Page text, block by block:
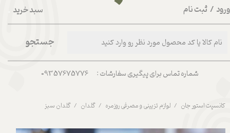
سبد خرید / ثبت نام
شماره تماس برای پیگیری سفارشات : 09357675776
جستجو
کانسپت استور جان لوازم تزیینی و مصرفی روزمره گلدان گلدان سبز